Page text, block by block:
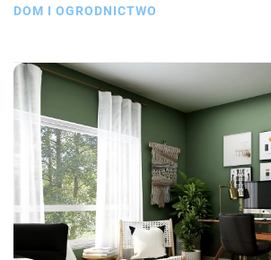
DOM I OGRODNICTWO